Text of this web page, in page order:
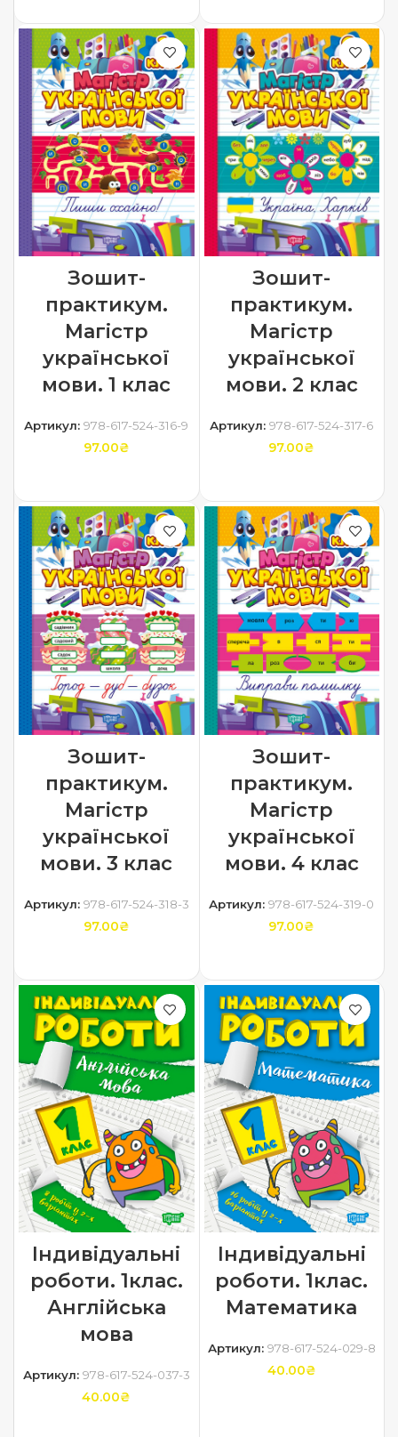
Зошит-
практикум.
Магістр
української
мови. 1 клас
Артикул:978-617-524-316-9
97.00₴
Зошит-
практикум.
Магістр
української
мови. 2 клас
Артикул:978-617-524-317-6
97.00₴
Зошит-
практикум.
Магістр
української
мови. 3 клас
Артикул: 978-617-524-318-3
97.00₴
Зошит-
практикум.
Магістр
української
мови. 4 клас
Артикул:978-617-524-319-0
97.00₴
Індивідуальні
роботи. 1клас.
Англійська
мова
Артикул: 978-617-524-037-3
40.00₴
Індивідуальні
роботи. 1клас.
Математика
Артикул: 978-617-524-029-8
40.00₴